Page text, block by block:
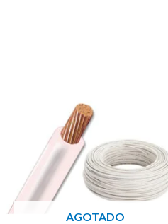
AGOTADO